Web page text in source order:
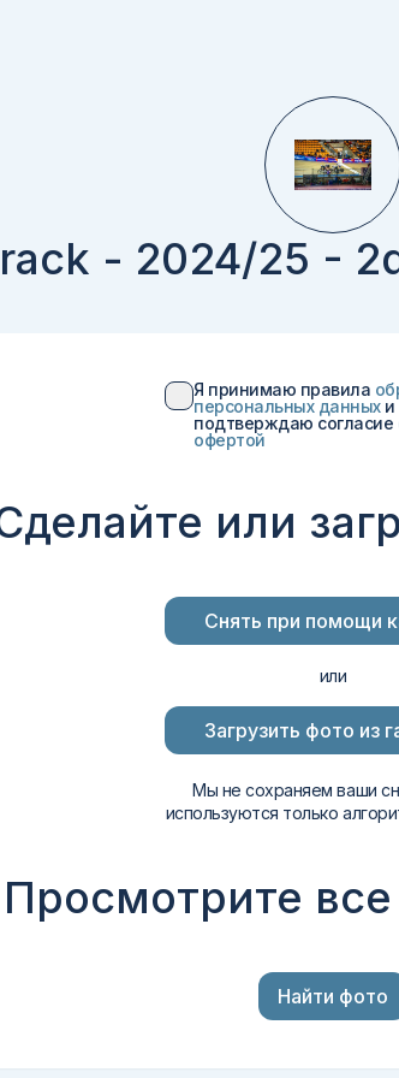
- 2024/25 -
Я принимаю правила
персональных данных и
подтверждаю согласие
офертой
или
Снять при помощи
или
Загрузить фото из
Мы не сохраняем ваши
используются только
Найти фото